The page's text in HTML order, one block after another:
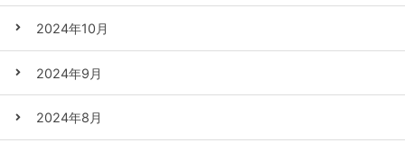
2024年10月
2024年9月
2024年8月